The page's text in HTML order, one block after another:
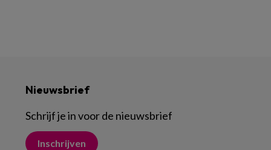
Nieuwsbrief
Schrijf je in voor de nieuwsbrief
Inschrijven